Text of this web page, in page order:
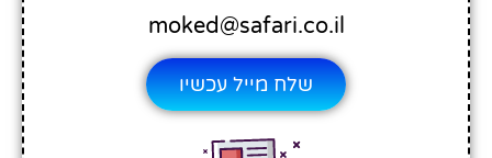
moked@safari.co.il
שלח מייל עכשיו